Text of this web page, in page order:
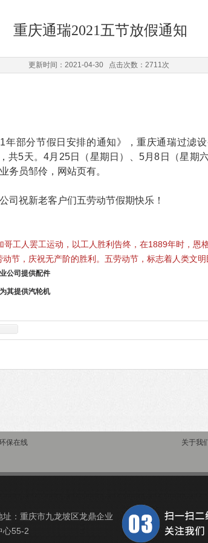
重庆通瑞2021五节放假通知
更新时间：2021-04-30 点击次数：2711次
年部分节假日安排的通知》，重庆通瑞过滤
共5天。4月25日（星期日）、5月8日（星期
务员邹伶，网站页有。
司祝新老客户们五劳动节假期快乐！
工人罢工运动，以工人胜利告终，在1889年时，恩
节，庆祝无产阶的胜利。五劳动节，标志着人类文明
公司提供配件
其提供汽轮机
保在线 关于我
址：重庆市九龙坡区龙鼎企业
心55-2